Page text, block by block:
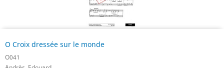
O Croix dressée sur le monde
O041